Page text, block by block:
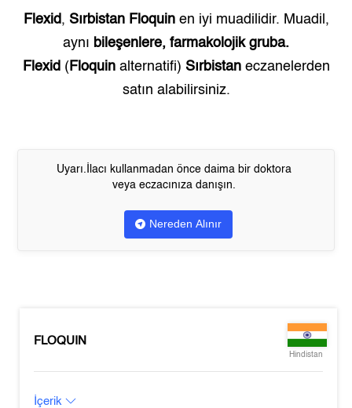
Flexid, Sırbistan Floquinen iyi muadilidir. Muadil,
aynı bileşenlere, farmakolojik gruba.
Flexid ( Floquinalternatifi) Sırbistaneczanelerden
satın alabilirsiniz.
Uyarı.İlacı kullanmadan önce daima bir doktora
veya eczacınıza danışın.
Nereden Alınır
FLOQUIN
Hindistan
İçerik